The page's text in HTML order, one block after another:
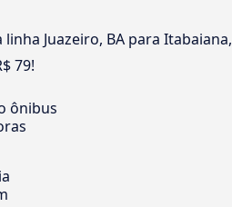
Juazeiro, BA para Itabaiana,
79!
ônibus